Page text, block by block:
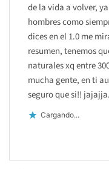
de la vida a volver,
hombres como
dices en el 1.0 me
resumen, tenemos
naturales xq entre
mucha gente, en ti
seguro que si!!
Cargando...